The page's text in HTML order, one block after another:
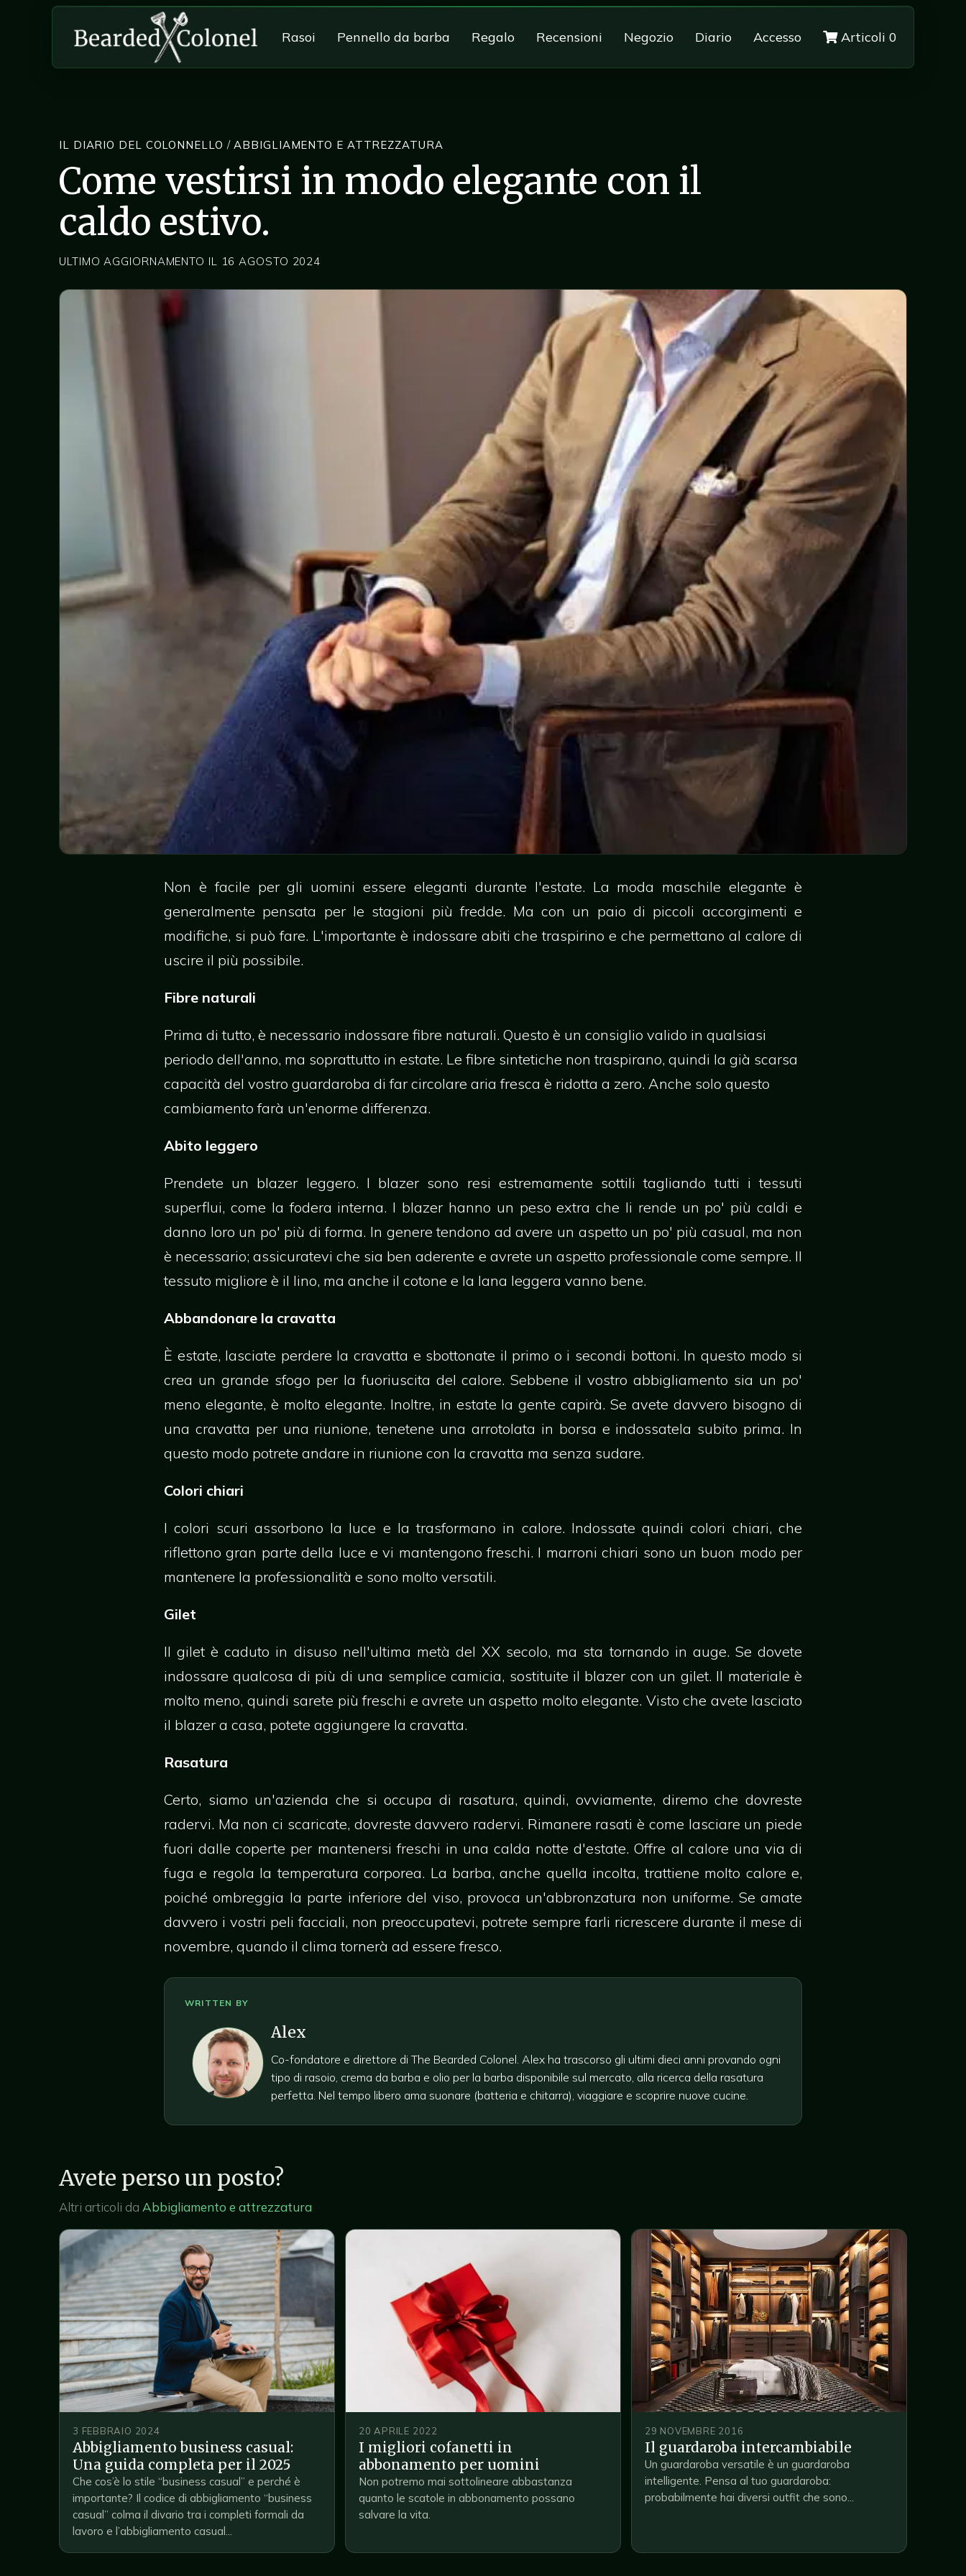
Rasoi Pennello da barba Regalo Recensioni Negozio Diario Accesso Articoli 0
IL DIARIO DEL COLONNELLO / ABBIGLIAMENTO E ATTREZZATURA
Come vestirsi in modo elegante con il
caldo estivo.
ULTIMO AGGIORNAMENTO IL 16 AGOSTO 2024
Non è facile per gli uomini essere eleganti durante l'estate. La moda maschile elegante è
generalmente pensata per le stagioni più fredde. Ma con un paio di piccoli accorgimenti e
modifiche, si può fare. L'importante è indossare abiti che traspirino e che permettano al calore di
uscire il più possibile.
Fibre naturali
Prima di tutto, è necessario indossare fibre naturali. Questo è un consiglio valido in qualsiasi
periodo dell'anno, ma soprattutto in estate. Le fibre sintetiche non traspirano, quindi la già scarsa
capacità del vostro guardaroba di far circolare aria fresca è ridotta a zero. Anche solo questo
cambiamento farà un'enorme differenza.
Abito leggero
Prendete un blazer leggero. I blazer sono resi estremamente sottili tagliando tutti i tessuti
superflui, come la fodera interna. I blazer hanno un peso extra che li rende un po' più caldi e
danno loro un po' più di forma. In genere tendono ad avere un aspetto un po' più casual, ma non
è necessario; assicuratevi che sia ben aderente e avrete un aspetto professionale come sempre. Il
tessuto migliore è il lino, ma anche il cotone e la lana leggera vanno bene.
Abbandonare la cravatta
È estate, lasciate perdere la cravatta e sbottonate il primo o i secondi bottoni. In questo modo si
crea un grande sfogo per la fuoriuscita del calore. Sebbene il vostro abbigliamento sia un po'
meno elegante, è molto elegante. Inoltre, in estate la gente capirà. Se avete davvero bisogno di
una cravatta per una riunione, tenetene una arrotolata in borsa e indossatela subito prima. In
questo modo potrete andare in riunione con la cravatta ma senza sudare.
Colori chiari
I colori scuri assorbono la luce e la trasformano in calore. Indossate quindi colori chiari, che
riflettono gran parte della luce e vi mantengono freschi. I marroni chiari sono un buon modo per
mantenere la professionalità e sono molto versatili.
Gilet
Il gilet è caduto in disuso nell'ultima metà del XX secolo, ma sta tornando in auge. Se dovete
indossare qualcosa di più di una semplice camicia, sostituite il blazer con un gilet. Il materiale è
molto meno, quindi sarete più freschi e avrete un aspetto molto elegante. Visto che avete lasciato
il blazer a casa, potete aggiungere la cravatta.
Rasatura
Certo, siamo un'azienda che si occupa di rasatura, quindi, ovviamente, diremo che dovreste
radervi. Ma non ci scaricate, dovreste davvero radervi. Rimanere rasati è come lasciare un piede
fuori dalle coperte per mantenersi freschi in una calda notte d'estate. Offre al calore una via di
fuga e regola la temperatura corporea. La barba, anche quella incolta, trattiene molto calore e,
poiché ombreggia la parte inferiore del viso, provoca un'abbronzatura non uniforme. Se amate
davvero i vostri peli facciali, non preoccupatevi, potrete sempre farli ricrescere durante il mese di
novembre, quando il clima tornerà ad essere fresco.
Alex
Co-fondatore e direttore di The Bearded Colonel. Alex ha trascorso gli ultimi dieci anni provando ogni
tipo di rasoio, crema da barba e olio per la barba disponibile sul mercato, alla ricerca della rasatura
perfetta. Nel tempo libero ama suonare (batteria e chitarra), viaggiare e scoprire nuove cucine.
Avete perso un posto?
Altri articoli da Abbigliamento e attrezzatura
3 FEBBRAIO 2024
Abbigliamento business casual:
Una guida completa per il 2025
Che cos’è lo stile “business casual” e perché è
importante? Il codice di abbigliamento “business
casual” colma il divario tra i completi formali da
lavoro e l’abbigliamento casual...
20 APRILE 2022
I migliori cofanetti in
abbonamento per uomini
Non potremo mai sottolineare abbastanza
quanto le scatole in abbonamento possano
salvare la vita.
29 NOVEMBRE 2016
Il guardaroba intercambiabile
Un guardaroba versatile è un guardaroba
intelligente. Pensa al tuo guardaroba:
probabilmente hai diversi outfit che sono...